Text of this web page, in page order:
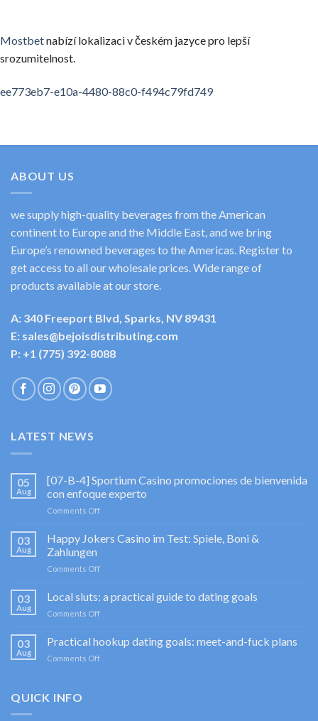
Mostbetnabízí lokalizaci v českém jazyce pro lepší
srozumitelnost.
spinempire online casino
valor bet app
ee773eb7-e10a-4480-88c0-f494c79fd749
利用規約・ボーナス条件を読まない
ABOUT US
we supply high-quality beverages from the American
continent to Europe and the Middle East, and we bring
Europe’s renowned beverages to the Americas. Register to
get access to all our wholesale prices. Wide range of
products available at our store.
A: 340 Freeport Blvd, Sparks, NV 89431
E: sales@bejoisdistributing.com
P: +1 (775) 392-8088
LATEST NEWS
05
Aug
[07-B-4] Sportium Casino promociones de bienvenida
con enfoque experto
Comments Offon
4]
Casino
de
bienvenida
experto
03
Aug
Happy Jokers Casino im Test: Spiele, Boni &
Zahlungen
Comments Offon
Casino
im
Spiele,
03
Aug
Local sluts: a practical guide to dating goals
Comments Offon
sluts:
a
practical
03
Aug
Practical hookup dating goals: meet-and-fuck plans
Comments Offon
QUICK INFO